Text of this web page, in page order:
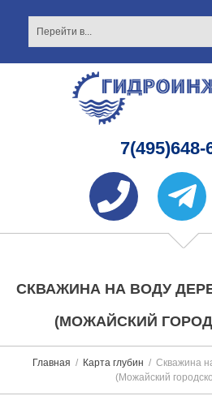
7(495)648-
СКВАЖИНА НА ВОДУ
(МОЖАЙСКИЙ
Главная Карта глубин
Скважина
(Можайский